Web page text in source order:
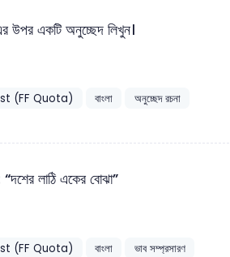
উপর একটি অনুচ্ছেদ লিখুন।
(FF Quota) বাংলা
অনুচ্ছেদ রচনা
লাঠি একের বোঝা”
(FF Quota) বাংলা
ভাব সম্প্রসারণ